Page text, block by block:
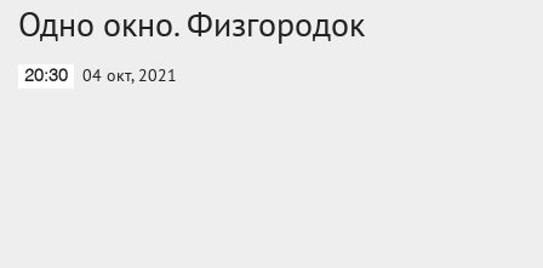
Одно окно. Физгородок
20:30 04 окт, 2021